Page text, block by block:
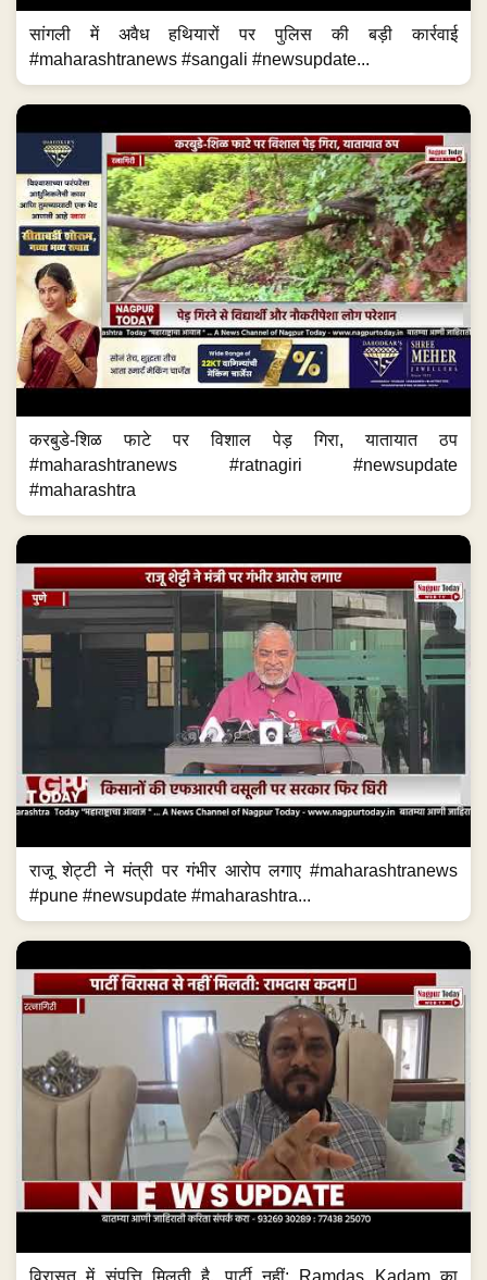
सांगली में अवैध हथियारों पर पुलिस की बड़ी कार्रवाई
#maharashtranews #sangali #newsupdate...
करबुडे-शिळ फाटे पर विशाल पेड़ गिरा, यातायात ठप
#maharashtranews #ratnagiri #newsupdate
#maharashtra
राजू शेट्टी ने मंत्री पर गंभीर आरोप लगाए #maharashtranews
#pune #newsupdate #maharashtra...